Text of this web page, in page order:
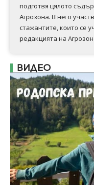
подготвя цялото
Агрозона. В него
стажантите, които се
редакцията на
ВИДЕО